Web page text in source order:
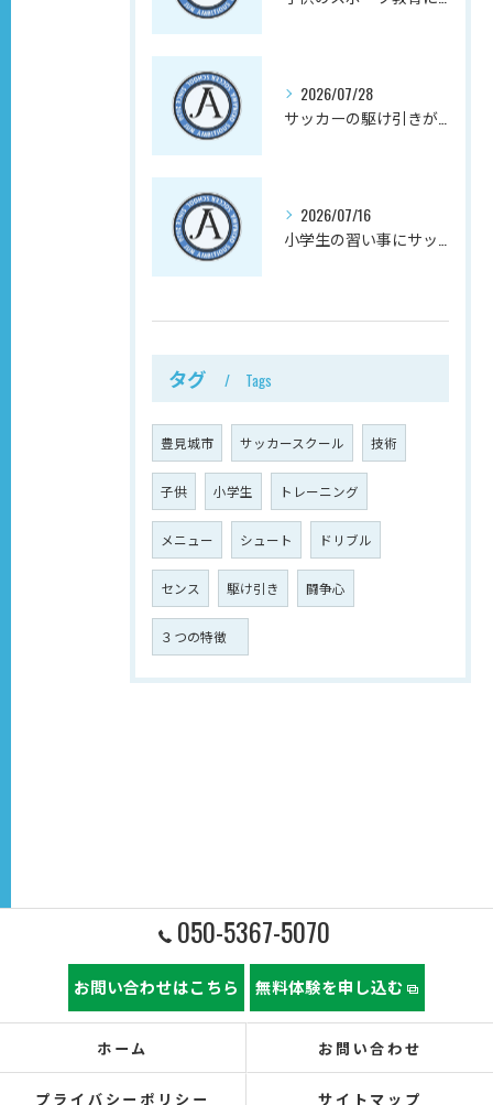
2026/07/28
2026/07/16
タグ Tags
豊見城市 サッカースクール 技術
子供 小学生 トレーニング
メニュー シュート ドリブル
センス 駆け引き 闘争心
３つの特徴
050-5367-5070
お問い合わせはこちら 無料体験を申し込む
ホーム お問い合わせ
プライバシーポリシー サイトマップ